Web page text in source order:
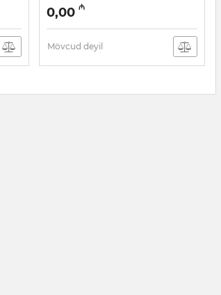
Artikul: 005038561
0,00 ₼
Mövcud deyil